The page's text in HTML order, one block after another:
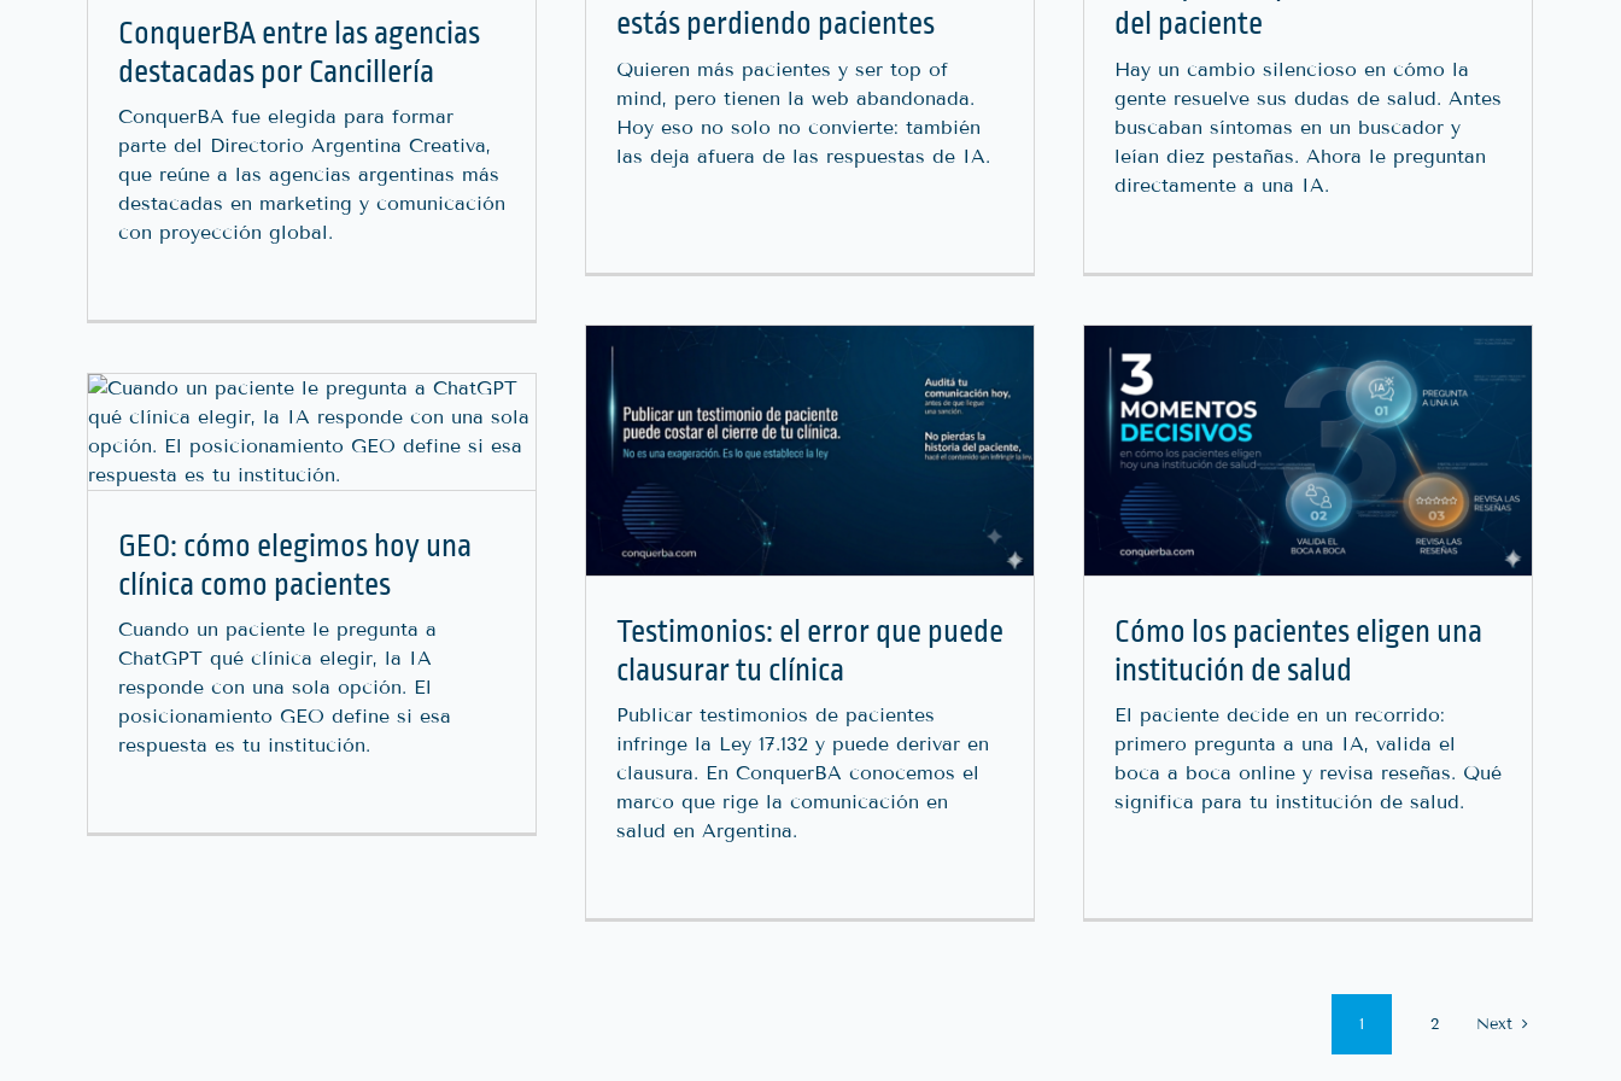
ConquerBA entre las agencias
destacadas por Cancillería
ConquerBA fue elegida para formar
parte del Directorio Argentina Creativa,
que reúne a las agencias argentinas más
destacadas en marketing y comunicación
con proyección global.
estás perdiendo pacientes
Quieren más pacientes y ser top of
mind, pero tienen la web abandonada.
Hoy eso no solo no convierte: también
las deja afuera de las respuestas de IA.
del paciente
Hay un cambio silencioso en cómo la
gente resuelve sus dudas de salud. Antes
buscaban síntomas en un buscador y
leían diez pestañas. Ahora le preguntan
directamente a una IA.
Testimonios: El Error Que
Puede Clausurar Tu Clínica
Testimonios: el error que puede
clausurar tu clínica
Publicar testimonios de pacientes
infringe la Ley 17.132 y puede derivar en
clausura. En ConquerBA conocemos el
marco que rige la comunicación en
salud en Argentina.
Cómo Los Pacientes Eligen
Una Institución De Salud
Internacional
Cómo los pacientes eligen una
institución de salud
El paciente decide en un recorrido:
primero pregunta a una IA, valida el
boca a boca online y revisa reseñas. Qué
significa para tu institución de salud.
GEO: cómo elegimos hoy una
clínica como pacientes
Cuando un paciente le pregunta a
ChatGPT qué clínica elegir, la IA
responde con una sola opción. El
posicionamiento GEO define si esa
respuesta es tu institución.
1 2 Next